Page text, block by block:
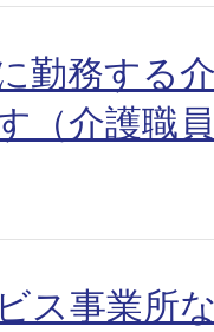
勤務する
（介護職
ス事業所